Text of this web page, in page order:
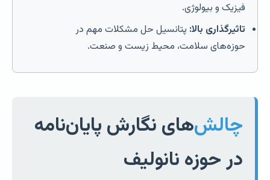
فیزیک و بیولوژی.
تاثیرگذاری بالا: پتانسیل حل مشکلات مهم در
حوزه‌های سلامت، محیط زیست و صنعت.
چالش‌های نگارش پایان‌نامه
در حوزه نانولیف